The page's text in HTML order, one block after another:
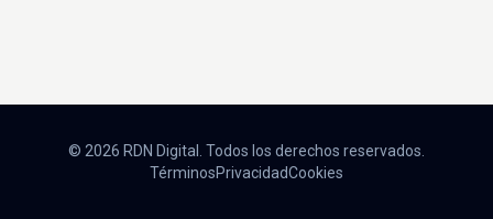
© 2026 RDN Digital. Todos los derechos reservados.
TérminosPrivacidadCookies